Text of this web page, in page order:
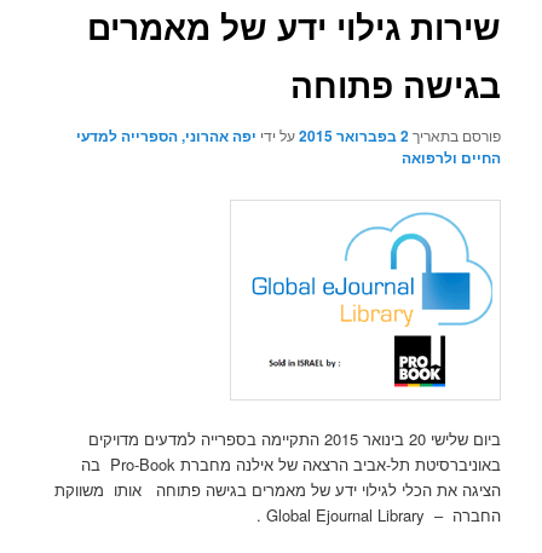
שירות גילוי ידע של מאמרים
בגישה פתוחה
פורסם בתאריך2 בפברואר 2015 על ידי יפה אהרוני, הספרייה למדעי
החיים ולרפואה
ביום שלישי 20 בינואר 2015 התקיימה בספרייה למדעים מדויקים
באוניברסיטת תל-אביב הרצאה של אילנה מחברת Pro-Book בה
הציגה את הכלי לגילוי ידע של מאמרים בגישה פתוחה אותו משווקת
החברה – Global Ejournal Library .